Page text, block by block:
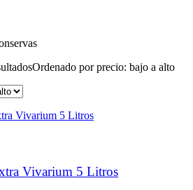
Ordenado por precio: bajo a alto
Vivarium 5 Litros